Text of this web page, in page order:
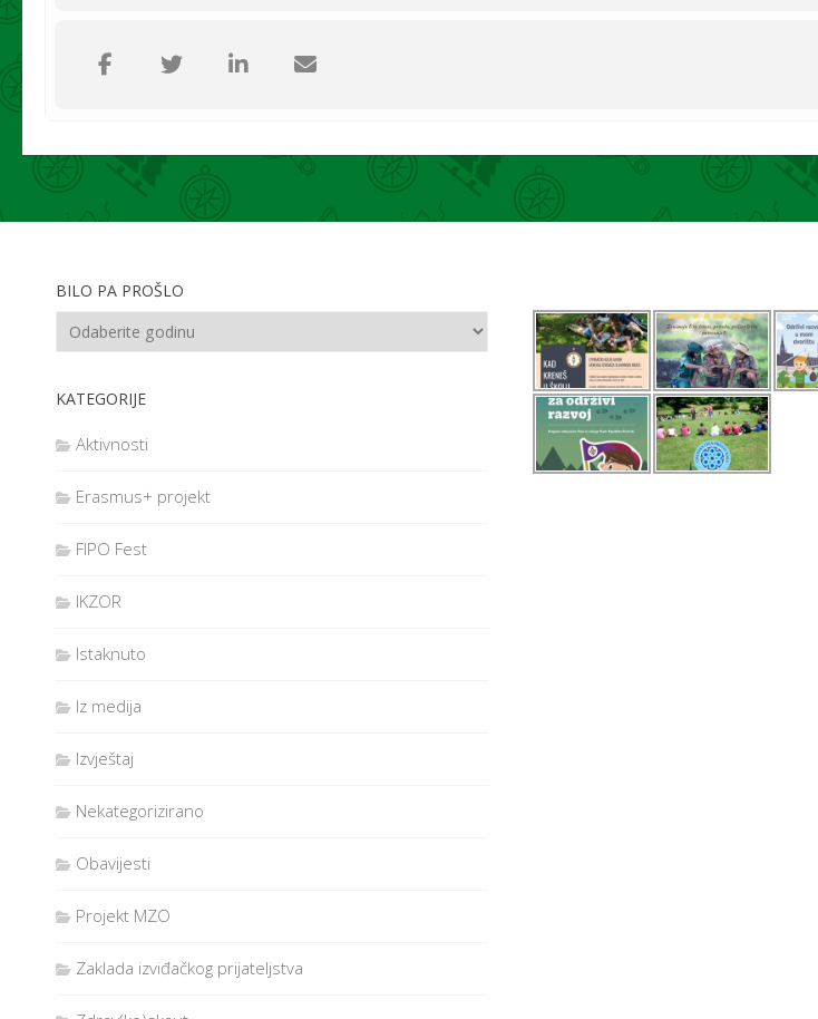
Radujemo se vašem dolasku u naš klub.
Više o 15. Tjednu cjeloživotnog učenja:
http://www.cjelozivotno-ucenje.hr/15-tjedan-cjelozivotnog-ucenja/
BILO PA PROŠLO
KATEGORIJE
Aktivnosti
Erasmus+ projekt
FIPO Fest
IKZOR
Istaknuto
Iz medija
Izvještaj
Nekategorizirano
Obavijesti
Projekt MZO
Zaklada izviđačkog prijateljstva